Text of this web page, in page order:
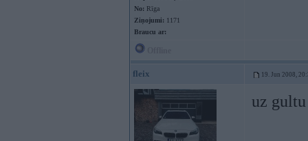
No: Rīga
Ziņojumi: 1171
Braucu ar:
fleix 19. Jun 2008,
uz